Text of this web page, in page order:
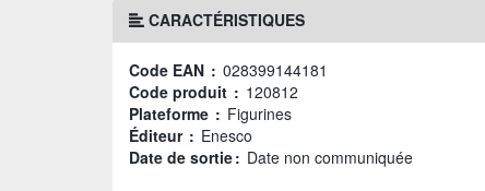
CARACTÉRISTIQUES
Code EAN : 028399144181
Code produit : 120812
Plateforme : Figurines
Éditeur : Enesco
Date de sortie : Date non communiquée